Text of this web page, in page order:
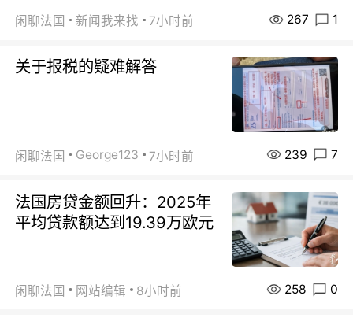
闲聊法国 新闻我来找 7小时前 267 1
关于报税的疑难解答
闲聊法国 George123 7小时前 239 7
法国房贷金额回升：2025年
平均贷款额达到19.39万欧元
闲聊法国 网站编辑 8小时前 258 0